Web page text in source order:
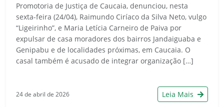
Promotoria de Justiça de Caucaia, denunciou, nesta
sexta-feira (24/04), Raimundo Ciríaco da Silva Neto, vulgo
“Ligeirinho”, e Maria Letícia Carneiro de Paiva por
expulsar de casa moradores dos bairros Jandaiguaba e
Genipabu e de localidades próximas, em Caucaia. O
casal também é acusado de integrar organização […]
24 de abril de 2026 Leia Mais